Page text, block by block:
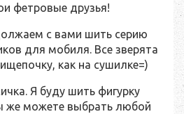
фетровые друзья!
с вами шить серию
для мобиля. Все зверята
как на сушилке=)
Я буду шить фигурку
же можете выбрать любой